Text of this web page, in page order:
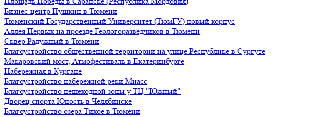
Бизнес-центр Пушкин в Тюмени
Тюменский Государственный Университет (ТюмГУ) новый корпус
Аллея Первых на проезде Геологоразведчиков в Тюмени
Сквер Радужный в Тюмени
Благоустройство общественной территории на улице Республике в Сургуте
Макаровский мост, Атмофестиваль в Екатеринбурге
Набережная в Кургане
Благоустройство набережной реки Миасс
Благоустройство пешеходной зоны у ТЦ "Южный"
Дворец спорта Юность в Челябинске
Благоустройство озера Тихое в Тюмени